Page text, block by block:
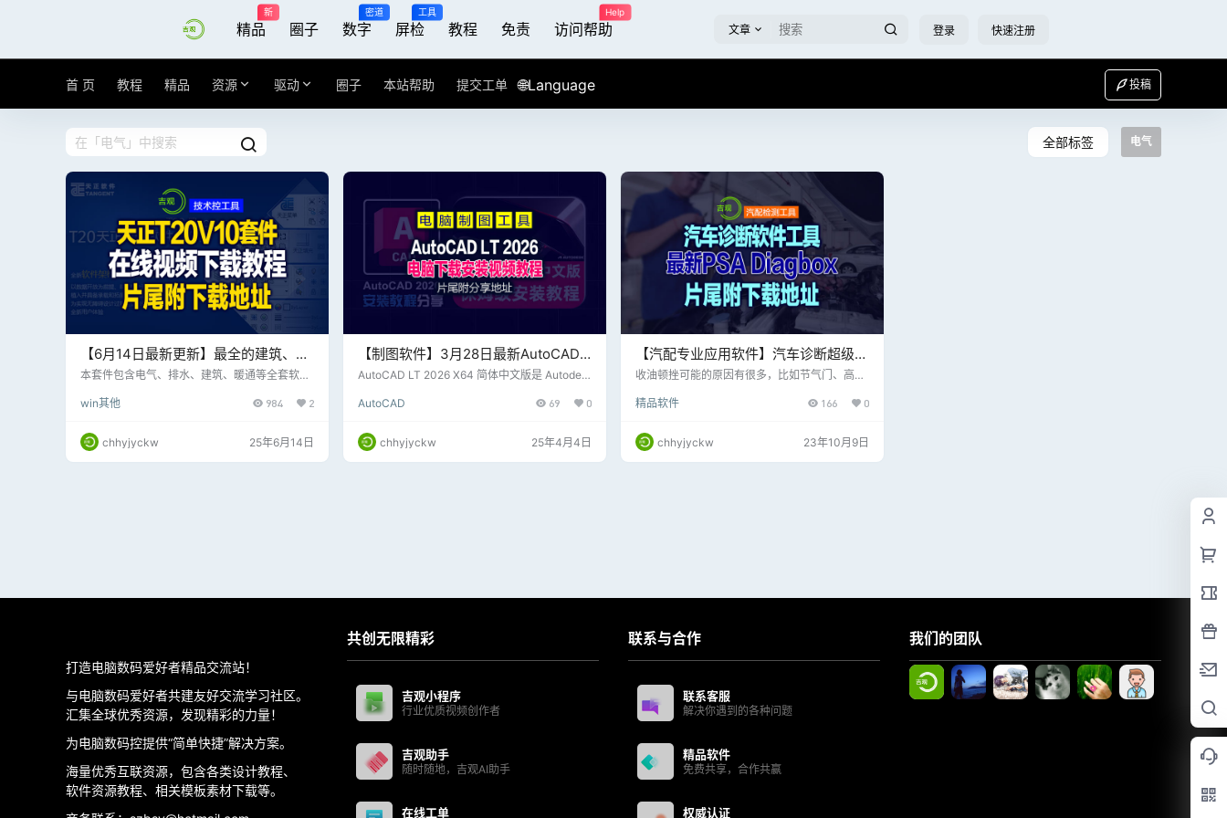
精品
新
圈子 数字
密道
屏检
工具
教程 免责 访问帮助
Help
文章 登录 快速注册
首 页 教程 精品 资源 驱动 圈子 本站帮助 提交工单 🌐Language 投稿
全部标签 电气
【6月14日最新更新】最全的建筑、电
气设计专业软件，天正T30 V10全套件
本套件包含电气、排水、建筑、暖通等全套软
AD的辅助工具，集成批处理命令、线型、字
时间。天正软件包括暖通、给排水、电气、结
构、建筑等，其中，天正建筑已成为建筑设计实
际的绘图标准，为我国建筑设计行业计算机应用
win其他 984 2
chhyjyckw 25年6月14日
【制图软件】3月28日最新AutoCAD
LT 2026 X64简体中文版，附激活文件
AutoCAD LT 2026 X64 简体中文版是 Autodes
AD 软件。相较于完整的 AutoCAD 版本，Auto
建筑师和其他需要进行精确绘图的专业人士。以
下是关于 AutoCAD LT 2026 X64 简体中文版的
一些关键特点和功能： 激活方法： 1、断网，退
AutoCAD 69 0
chhyjyckw 25年4月4日
【汽配专业应用软件】汽车诊断超级工
具，维修好帮手【PSA Diagbox 9.85
收油顿挫可能的原因有很多，比如节气门、高压
成、油路不畅、以及转速传感器、速度传感器、
断超级工具，维修好帮手【PSA Diagbox 9.85
多语言坡姐版】持续更新...
精品软件 166 0
chhyjyckw 23年10月9日
打造电脑数码爱好者精品交流站！
与电脑数码爱好者共建友好交流学习社区。
汇集全球优秀资源，发现精彩的力量！
为电脑数码控提供“简单快捷”解决方案。
海量优秀互联资源，包含各类设计教程、
软件资源教程、相关模板素材下载等。
共创无限精彩
吉观小程序
行业优质视频创作者
吉观助手
随时随地，吉观AI助手
在线工单
联系与合作
联系客服
解决你遇到的各种问题
精品软件
免费共享，合作共赢
权威认证
我们的团队